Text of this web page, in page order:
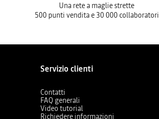
Una rete a maglie strette
500 punti vendita e 30 000 collaboratori
Servizio clienti
Contatti
FAQ generali
Video tutorial
Richiedere informazioni